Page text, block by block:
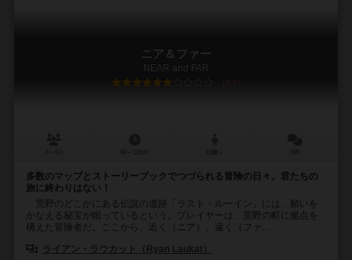
ニア＆ファー
NEAR and FAR
6.5
多数のマップとストーリーブックでつづられる冒険の日々。君たちの
旅に終わりはない！
荒野のどこかにある伝説の遺跡「ラスト・ルーイン」には、願いを
かなえる秘宝が眠っているという。プレイヤーは、荒野の町に拠点を
構えた冒険者だ。ここから、近く（ニア）、遠く（ファ...
ライアン・ラウカット（Ryan Laukat）